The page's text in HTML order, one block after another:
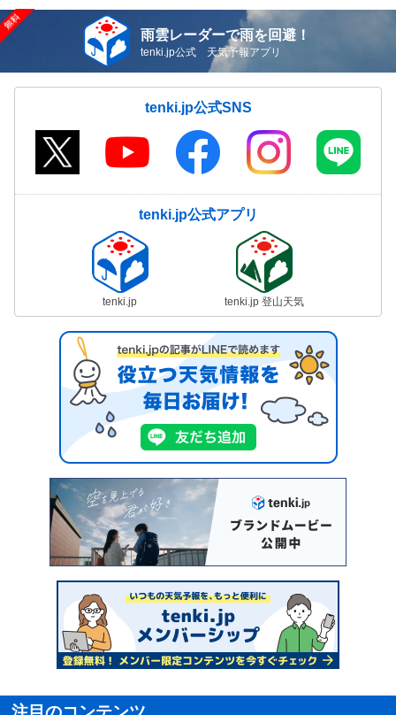
雨雲レーダーで雨を回避！
tenki.jp公式 天気予報アプリ
tenki.jp公式SNS
tenki.jp公式アプリ
tenki.jp tenki.jp 登山天気